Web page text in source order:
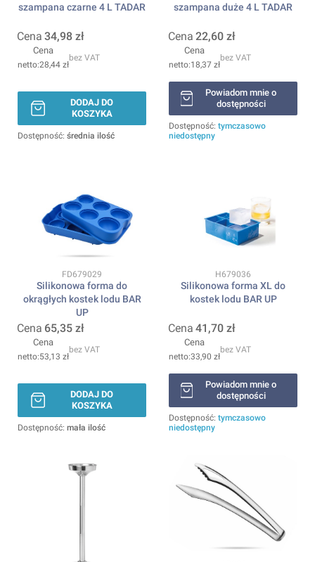
szampana czarne 4 L TADAR
Cena 34,98 zł
Cena
28,44 zł
bez VAT
DODAJ DO
KOSZYKA
Dostępność: średnia ilość
szampana duże 4 L TADAR
Cena 22,60 zł
Cena
18,37 zł
bez VAT
Powiadom mnie o
dostępności
Dostępność: tymczasowo
niedostępny
Kod produktu
FD679029
Silikonowa forma do
okrągłych kostek lodu BAR
UP
Cena 65,35 zł
Cena
53,13 zł
bez VAT
DODAJ DO
KOSZYKA
Dostępność: mała ilość
Kod produktu
H679036
Silikonowa forma XL do
kostek lodu BAR UP
Cena 41,70 zł
Cena
33,90 zł
bez VAT
Powiadom mnie o
dostępności
Dostępność: tymczasowo
niedostępny